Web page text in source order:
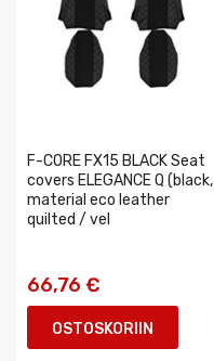
F-CORE FX15 BLACK Seat
covers ELEGANCE Q (black,
material eco leather
quilted / vel
66,76 €
OSTOSKORIIN